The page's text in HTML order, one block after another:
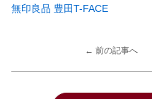
無印良品 豊田T-FACE
← 前の記事へ